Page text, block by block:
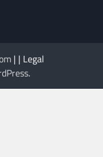
| | Legal
.